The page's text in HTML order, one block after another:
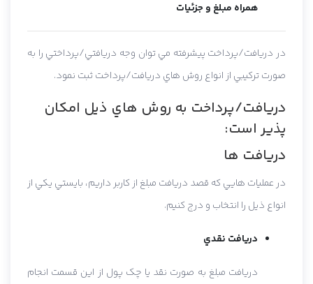
همراه مبلغ و جزئيات
در دريافت/پرداخت پيشرفته مي توان وجه دريافتي/پرداختي را به
صورت ترکيبي از انواع روش هاي دريافت/پرداخت ثبت نمود.
دريافت/پرداخت به روش هاي ذيل امکان
پذير است:
دريافت ها
در عمليات هايي که قصد دريافت مبلغ از کاربر داريم، بايستي يکي از
انواع ذيل را انتخاب و درج کنيم.
دريافت نقدي
دريافت مبلغ به صورت نقد يا چک پول از اين قسمت انجام